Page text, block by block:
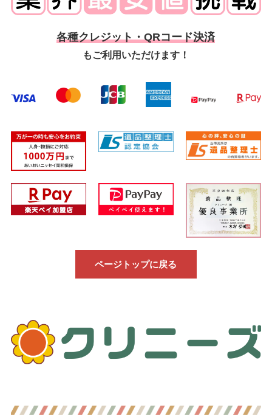
各種クレジット・QRコード決済
もご利用いただけます！
ページトップに戻る